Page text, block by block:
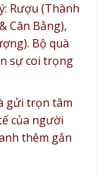
Rượu (Thành
Cân Bằng),
Bộ quà
sự coi trọng
gửi trọn tâm
của người
thêm gắn